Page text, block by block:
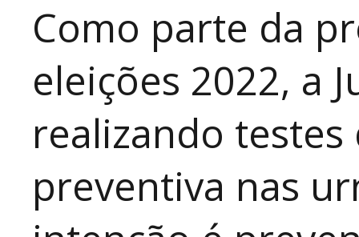
Como parte da
eleições 2022, a
realizando
preventiva nas